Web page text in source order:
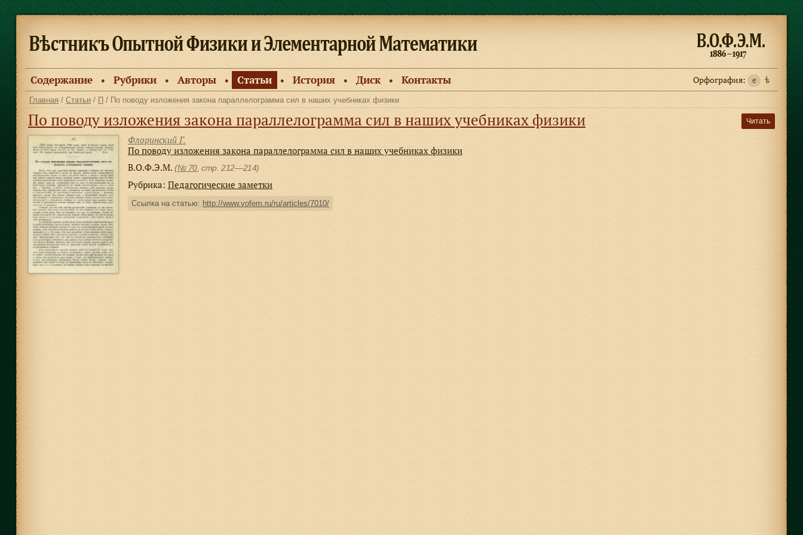
Содержание ● Рубрики ● Авторы ● Статьи ● История ● Диск ● Контакты Орфография: e ѣ
Главная / Статьи / П / По поводу изложения закона параллелограмма сил в наших учебниках физики
Читать
По поводу изложения закона параллелограмма сил в наших учебниках физики
Флоринский Г.
По поводу изложения закона параллелограмма сил в наших учебниках физики
В.О.Ф.Э.М. (№ 70 , стр. 212—214)
Рубрика: Педагогические заметки
Ссылка на статью: http://www.vofem.ru/ru/articles/7010/